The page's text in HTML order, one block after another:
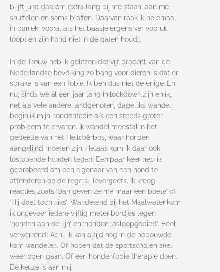
blijft juist daarom extra lang bij me staan, aan me
snuffelen en soms blaffen. Daarvan raak ik helemaal
in paniek, vooral als het baasje ergens ver vooruit
loopt en zijn hond niet in de gaten houdt.
In de Trouw heb ik gelezen dat vijf procent van de
Nederlandse bevolking zo bang voor dieren is dat er
sprake is van een fobie. Ik ben dus niet de enige. En
nu, sinds we al een jaar lang in lockdown zijn en ik,
net als vele andere landgenoten, dagelijks wandel,
begin ik mijn hondenfobie als een steeds groter
probleem te ervaren. Ik wandel meestal in het
gedeelte van het Heilooërbos, waar honden
aangelijnd moeten zijn. Helaas kom ik daar ook
loslopende honden tegen. Een paar keer heb ik
geprobeerd om een eigenaar van een hond te
attenderen op de regels. Tevergeefs. Ik kreeg
reacties zoals ‘Dan geven ze me maar een boete’ of
‘Hij doet toch niks’. Wandelend bij het Maalwater kom
ik ongeveer iedere vijftig meter bordjes tegen
‘honden aan de lijn’ en ‘honden losloopgebied’. Heel
verwarrend! Ach… ik kan altijd nog in de bebouwde
kom wandelen. Of hopen dat de sportscholen snel
weer open gaan. Of een hondenfobie therapie doen.
De keuze is aan mij.